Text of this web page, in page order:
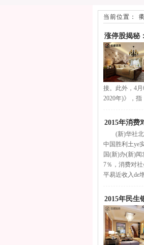
当前位置：
涨停股揭秘
接。此外，4
2020年)》，指
2015年消费
(新)华社北京
中国胜利土ye
国(新)办(新)闻
7％，消费对
平易近收入de
2015年民生